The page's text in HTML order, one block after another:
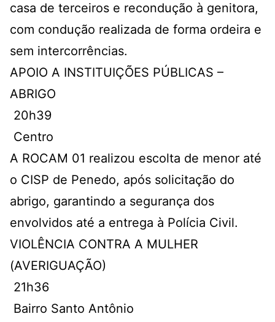
casa de terceiros e recondução à genitora,
com condução realizada de forma ordeira e
sem intercorrências.
APOIO A INSTITUIÇÕES PÚBLICAS –
ABRIGO
20h39
Centro
A ROCAM 01 realizou escolta de menor até
o CISP de Penedo, após solicitação do
abrigo, garantindo a segurança dos
envolvidos até a entrega à Polícia Civil.
VIOLÊNCIA CONTRA A MULHER
(AVERIGUAÇÃO)
21h36
Bairro Santo Antônio